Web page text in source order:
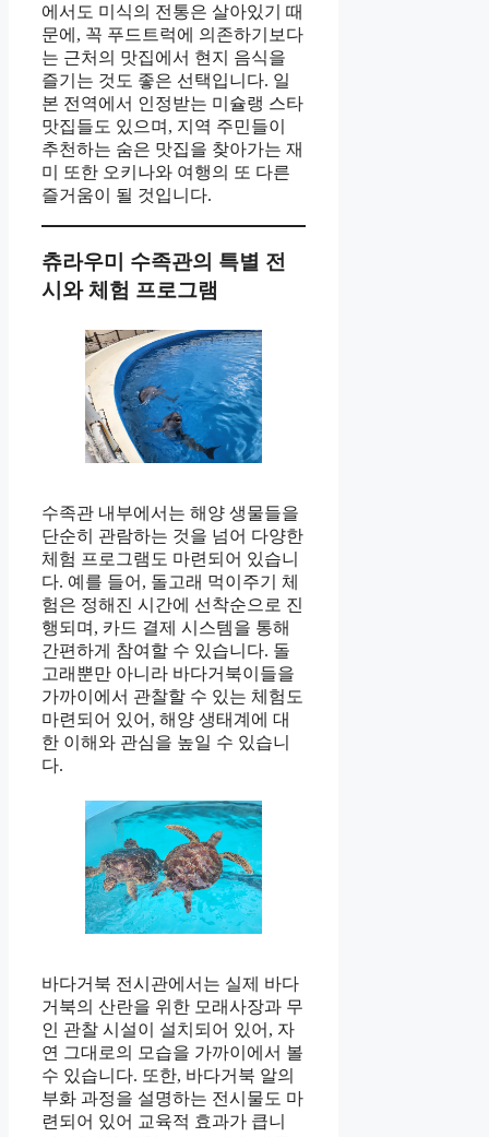
에서도 미식의 전통은 살아있기 때
문에, 꼭 푸드트럭에 의존하기보다
는 근처의 맛집에서 현지 음식을
즐기는 것도 좋은 선택입니다. 일
본 전역에서 인정받는 미슐랭 스타
맛집들도 있으며, 지역 주민들이
추천하는 숨은 맛집을 찾아가는 재
미 또한 오키나와 여행의 또 다른
즐거움이 될 것입니다.
츄라우미 수족관의 특별 전
시와 체험 프로그램
수족관 내부에서는 해양 생물들을
단순히 관람하는 것을 넘어 다양한
체험 프로그램도 마련되어 있습니
다. 예를 들어, 돌고래 먹이주기 체
험은 정해진 시간에 선착순으로 진
행되며, 카드 결제 시스템을 통해
간편하게 참여할 수 있습니다. 돌
고래뿐만 아니라 바다거북이들을
가까이에서 관찰할 수 있는 체험도
마련되어 있어, 해양 생태계에 대
한 이해와 관심을 높일 수 있습니
다.
바다거북 전시관에서는 실제 바다
거북의 산란을 위한 모래사장과 무
인 관찰 시설이 설치되어 있어, 자
연 그대로의 모습을 가까이에서 볼
수 있습니다. 또한, 바다거북 알의
부화 과정을 설명하는 전시물도 마
련되어 있어 교육적 효과가 큽니